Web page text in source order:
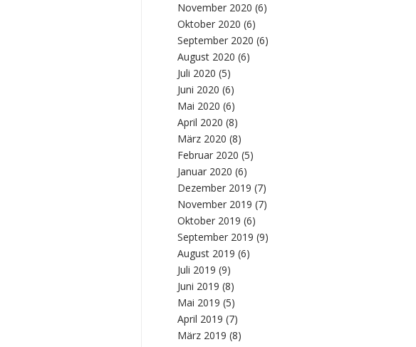
November 2020 (6)
Oktober 2020 (6)
September 2020 (6)
August 2020 (6)
Juli 2020 (5)
Juni 2020 (6)
Mai 2020 (6)
April 2020 (8)
März 2020 (8)
Februar 2020 (5)
Januar 2020 (6)
Dezember 2019 (7)
November 2019 (7)
Oktober 2019 (6)
September 2019 (9)
August 2019 (6)
Juli 2019 (9)
Juni 2019 (8)
Mai 2019 (5)
April 2019 (7)
März 2019 (8)